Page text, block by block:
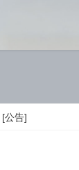
公告]